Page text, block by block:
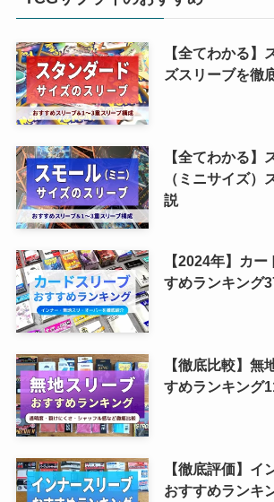
【全てわかる】
ズスリーブを徹
【全てわかる】
（ミニサイズ）
説
【2024年】カ
すめランキング
【徹底比較】無
すめランキング
【徹底評価】イ
おすすめランキ